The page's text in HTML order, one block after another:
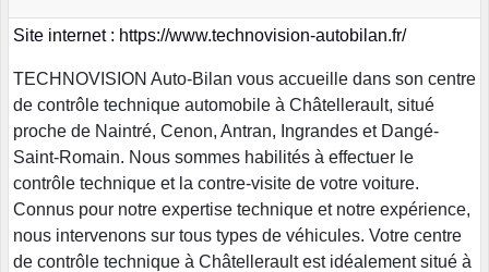
Site internet : https://www.technovision-autobilan.fr/
TECHNOVISION Auto-Bilan vous accueille dans son centre
de contrôle technique automobile à Châtellerault, situé
proche de Naintré, Cenon, Antran, Ingrandes et Dangé-
Saint-Romain. Nous sommes habilités à effectuer le
contrôle technique et la contre-visite de votre voiture.
Connus pour notre expertise technique et notre expérience,
nous intervenons sur tous types de véhicules. Votre centre
de contrôle technique à Châtellerault est idéalement situé à